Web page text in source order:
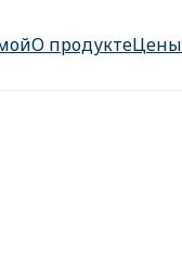
О продуктеЦены